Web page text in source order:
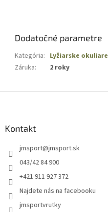
Dodatočné parametre
Kategória: Lyžiarske okuliare
Záruka: 2 roky
Kontakt
jmsport@jmsport.sk
043/42 84 900
+421 911 927 372
Najdete nás na facebooku
jmsportvrutky